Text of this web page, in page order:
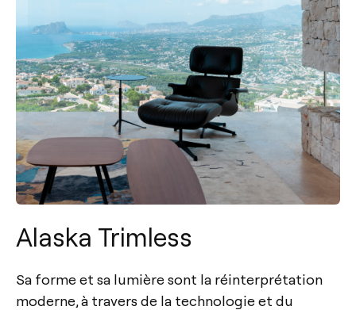
Alaska Trimless
Sa forme et sa lumière sont la réinterprétation
moderne, à travers de la technologie et du